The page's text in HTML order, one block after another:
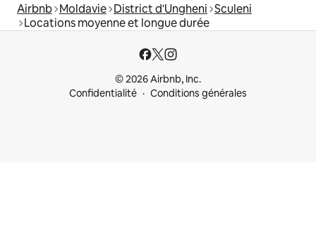
Airbnb Moldavie District d'Ungheni Sculeni
Locations moyenne et longue durée
© 2026 Airbnb, Inc.
Confidentialité
Conditions générales